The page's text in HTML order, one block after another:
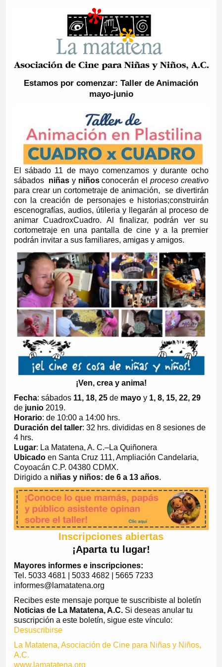
Estamos por comenzar: Taller de Animación
mayo-junio
El sábado 11 de mayo comenzamos y durante ocho
sábados niñas y niñosconocerán el proceso creativo
para crear un cortometraje de animación, se divertirán
con la creación de personajes e historias;construirán
escenografías, audios, útileria y llegarán al proceso de
animar CuadroxCuadro. Al finalizar, podrán ver su
cortometraje en una pantalla de cine y a la premier
podrán invitar a sus familiares, amigas y amigos.
¡Ven, crea y anima!
Fecha: sábados 11, 18, 25 de mayo y 1, 8, 15, 22, 29
de junio2019.
Horario: de 10:00 a 14:00 hrs.
Duración del taller: 32 hrs. divididas en 8 sesiones de
4 hrs.
Lugar: La Matatena, A. C.–La Quiñonera
Ubicado en Santa Cruz 111, Ampliación Candelaria,
Coyoacán C.P. 04380 CDMX.
Dirigido a niñas y niños: de 6 a 13 años.
Inscripciones abiertas
¡Aparta tu lugar!
Mayores informes e inscripciones:
Tel. 5033 4681 | 5033 4682 | 5665 7233
informes@lamatatena.org
Recibes este mensaje porque te suscribiste al boletín
Noticias de La Matatena, A.C.Si deseas anular tu
suscripción a este boletín, sigue este vínculo:
Desuscribirse
La Matatena, Asociación de Cine para Niñas y Niños,
A.C.
www.lamatatena.org